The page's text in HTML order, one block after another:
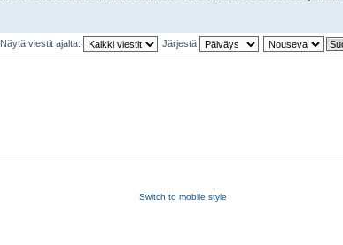
Näytä viestit ajalta: Järjestä
Switch to mobile style